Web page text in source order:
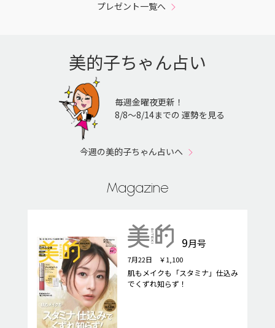
プレゼント一覧へ
美的子ちゃん占い
毎週金曜夜更新！
8/8〜8/14までの 運勢を見る
今週の美的子ちゃん占いへ
Magazine
9月号
7月22日 ￥1,100
肌もメイクも「スタミナ」仕込み
でくずれ知らず！